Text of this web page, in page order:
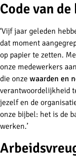
Code van
‘Vijf jaar geleden
dat moment
op papier te zetten.
onze medewerkers
die onze waarden en
verantwoordelijkheid
jezelf en de
onze bijbel: het is de
werken.’